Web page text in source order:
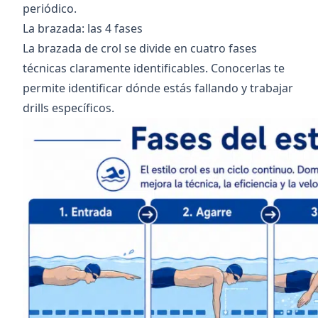
periódico.
La brazada: las 4 fases
La brazada de crol se divide en cuatro fases
técnicas claramente identificables. Conocerlas te
permite identificar dónde estás fallando y trabajar
drills específicos.